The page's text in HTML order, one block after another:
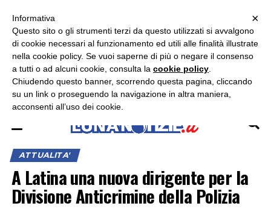
ASCOLTA RADIO LUNA
ATTUALITA'
A Latina una nuova dirigente per la
Divisione Anticrimine della Polizia
×
×
Informativa
Questo sito o gli strumenti terzi da questo utilizzati si avvalgono
di cookie necessari al funzionamento ed utili alle finalità illustrate
nella cookie policy. Se vuoi saperne di più o negare il consenso
a tutti o ad alcuni cookie, consulta la cookie policy
Chiudendo questo banner, scorrendo questa pagina, cliccando
su un link o proseguendo la navigazione in altra maniera,
acconsenti all’uso dei cookie.